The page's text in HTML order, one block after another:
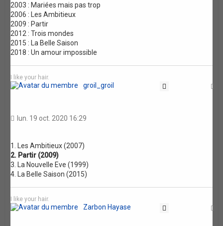
2003 : Mariées mais pas trop
2006 : Les Ambitieux
2009 : Partir
2012 : Trois mondes
2015 : La Belle Saison
2018 : Un amour impossible
I like your hair.
groil_groil
lun. 19 oct. 2020 16:29
1. Les Ambitieux (2007)
2. Partir (2009)
3. La Nouvelle Eve (1999)
4. La Belle Saison (2015)
I like your hair.
Zarbon Hayase